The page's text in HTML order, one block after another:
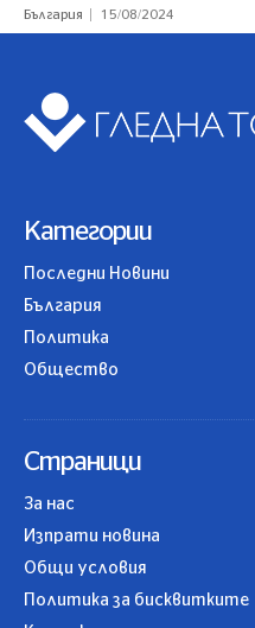
България 15/08/2024
Категории
Последни Новини
България
Политика
Общество
Страници
За нас
Изпрати новина
Общи условия
Политика за бисквитките